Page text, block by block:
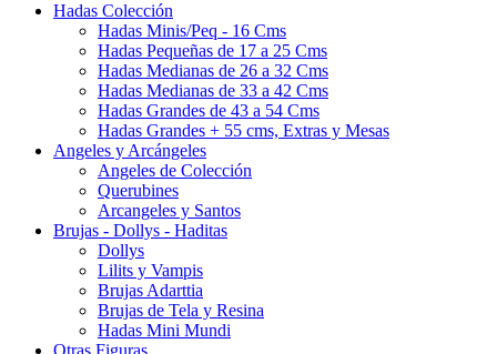
Hadas Colección
Hadas Minis/Peq - 16 Cms
Hadas Pequeñas de 17 a 25 Cms
Hadas Medianas de 26 a 32 Cms
Hadas Medianas de 33 a 42 Cms
Hadas Grandes de 43 a 54 Cms
Hadas Grandes + 55 cms, Extras y Mesas
Angeles y Arcángeles
Angeles de Colección
Querubines
Arcangeles y Santos
Brujas - Dollys - Haditas
Dollys
Lilits y Vampis
Brujas Adarttia
Brujas de Tela y Resina
Hadas Mini Mundi